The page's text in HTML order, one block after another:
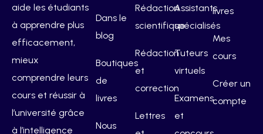
aide les étudiants
à apprendre plus
efficacement,
mieux
comprendre leurs
cours et réussir à
l’université grâce
à l’intelligence
Dans le
blog
Boutiques
de
livres
Nous
Rédaction
scientifique
Rédaction
et
correction
Lettres
Assistants
spécialisés
Tuteurs
virtuels
Examens
et
livres
Mes
cours
Créer un
compte